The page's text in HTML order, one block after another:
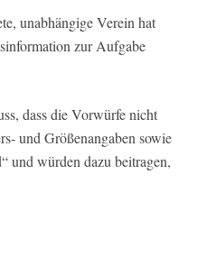
unabhängige Verein hat
zur Aufgabe
dass die Vorwürfe nicht
und Größenangaben sowie
und würden dazu beitragen,